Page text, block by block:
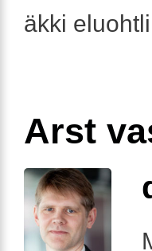
äkki
Arst